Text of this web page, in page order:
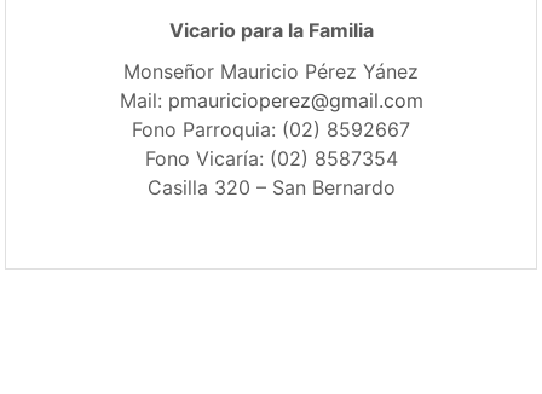
Vicario para la Familia
Monseñor Mauricio Pérez Yánez
Mail: pmauricioperez@gmail.com
Fono Parroquia: (02) 8592667
Fono Vicaría: (02) 8587354
Casilla 320 – San Bernardo